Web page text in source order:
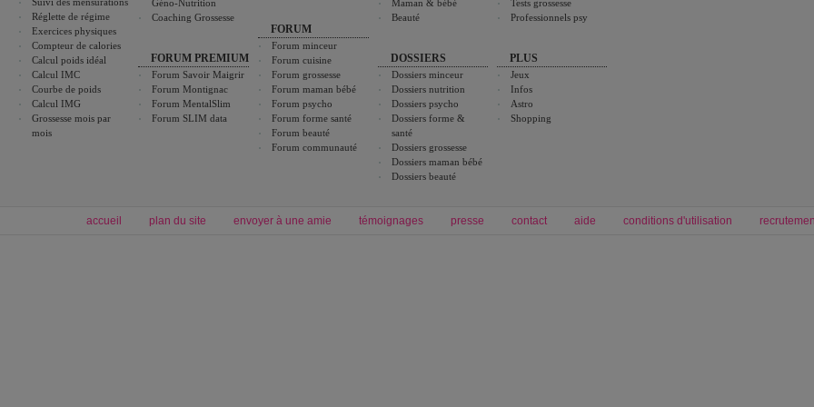
Réglette de régime
Exercices physiques
Compteur de calories
Calcul poids idéal
Calcul IMC
Courbe de poids
Calcul IMG
Grossesse mois par
mois
Géno-Nutrition
Coaching Grossesse
FORUM PREMIUM
Forum Savoir Maigrir
Forum Montignac
Forum MentalSlim
Forum SLIM data
FORUM
Forum minceur
Forum cuisine
Forum grossesse
Forum maman bébé
Forum psycho
Forum forme santé
Forum beauté
Forum communauté
Maman & bébé
Beauté
DOSSIERS
Dossiers minceur
Dossiers nutrition
Dossiers psycho
Dossiers forme &
santé
Dossiers grossesse
Dossiers maman bébé
Dossiers beauté
Tests grossesse
Professionnels psy
PLUS
Jeux
Infos
Astro
Shopping
accueil plan du site envoyer à une amie témoignages presse contact aide conditions d'utilisation